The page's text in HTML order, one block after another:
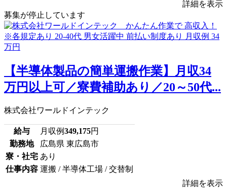
詳細を表示
募集が停止しています
【半導体製品の簡単運搬作業】月収34
万円以上可／寮費補助あり／20～50代...
株式会社ワールドインテック
給与 月収例349,175円
勤務地
広島県 東広島市
寮・社宅 あり
仕事内容 運搬 / 半導体工場 / 交替制
詳細を表示